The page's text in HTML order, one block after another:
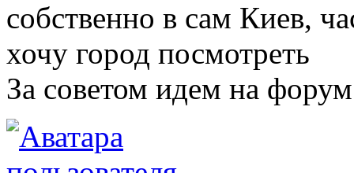
собственно в сам Киев,
хочу город посмотреть
За советом идем на